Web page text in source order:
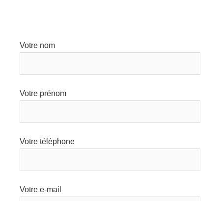
Votre nom
Votre prénom
Votre téléphone
Votre e-mail